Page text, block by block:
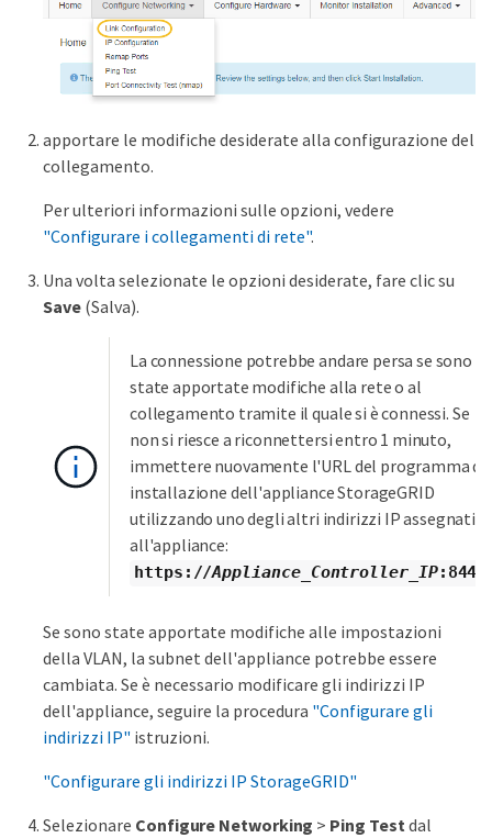
apportare le modifiche desiderate alla configurazione del
collegamento.
Per ulteriori informazioni sulle opzioni, vedere
"Configurare i collegamenti di rete".
Una volta selezionate le opzioni desiderate, fare clic su
Save(Salva).
La connessione potrebbe andare persa se sono
state apportate modifiche alla rete o al
collegamento tramite il quale si è connessi. Se
non si riesce a riconnettersi entro 1 minuto,
immettere nuovamente l'URL del programma di
installazione dell'appliance StorageGRID
utilizzando uno degli altri indirizzi IP assegnati
all'appliance:
https://Appliance_Controller_IP:8443
Se sono state apportate modifiche alle impostazioni
della VLAN, la subnet dell'appliance potrebbe essere
cambiata. Se è necessario modificare gli indirizzi IP
dell'appliance, seguire la procedura "Configurare gli
indirizzi IP" istruzioni.
"Configurare gli indirizzi IP StorageGRID"
Selezionare Configure Networking > Ping Testdal